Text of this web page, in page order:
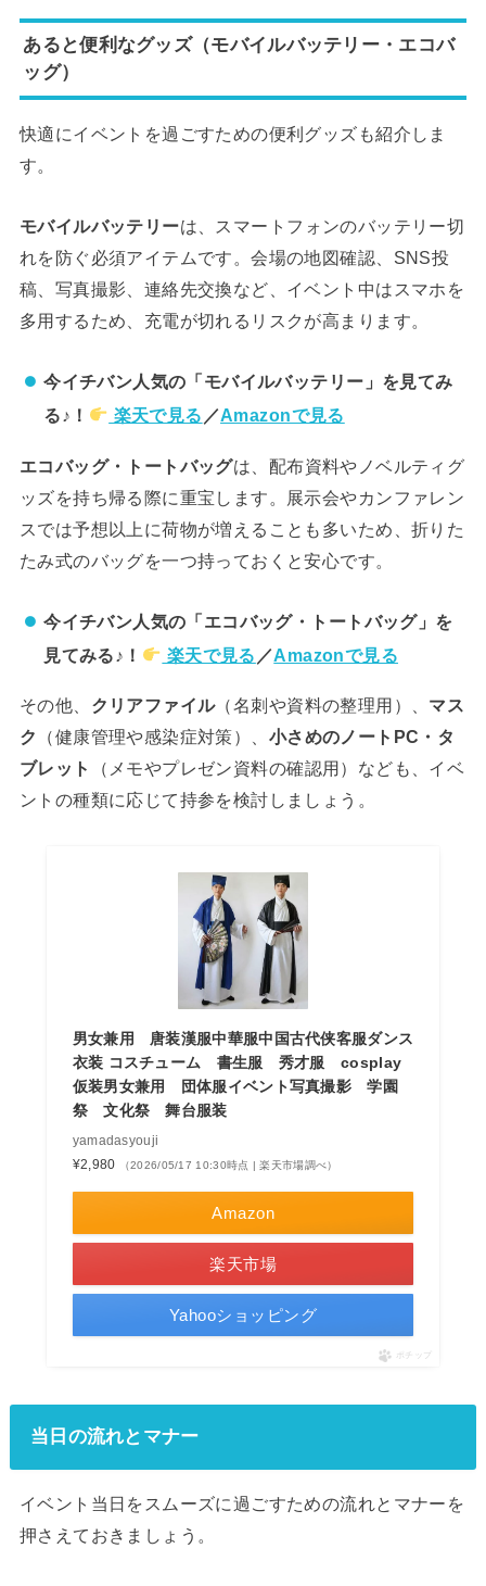
あると便利なグッズ（モバイルバッテリー・エコバ
ッグ）
快適にイベントを過ごすための便利グッズも紹介しま
す。
モバイルバッテリーは、スマートフォンのバッテリー切
れを防ぐ必須アイテムです。会場の地図確認、SNS投
稿、写真撮影、連絡先交換など、イベント中はスマホを
多用するため、充電が切れるリスクが高まります。
今イチバン人気の「モバイルバッテリー」を見てみ
る♪！
楽天で見る ／Amazonで見る
エコバッグ・トートバッグは、配布資料やノベルティグ
ッズを持ち帰る際に重宝します。展示会やカンファレン
スでは予想以上に荷物が増えることも多いため、折りた
たみ式のバッグを一つ持っておくと安心です。
今イチバン人気の「エコバッグ・トートバッグ」を
見てみる♪！
楽天で見る ／Amazonで見る
その他、 クリアファイル（名刺や資料の整理用）、 マス
ク
（健康管理や感染症対策）、 小さめのノートPC・タ
ブレット
（メモやプレゼン資料の確認用）なども、イベ
ントの種類に応じて持参を検討しましょう。
男女兼用 唐装漢服中華服中国古代侠客服ダンス
衣装 コスチューム 書生服 秀才服 cosplay
仮装男女兼用 団体服イベント写真撮影 学園
祭 文化祭 舞台服装
yamadasyouji
¥2,980
（2026/05/17 10:30時点 | 楽天市場調べ）
Amazon
楽天市場
Yahooショッピング
ポチップ
当日の流れとマナー
イベント当日をスムーズに過ごすための流れとマナーを
押さえておきましょう。